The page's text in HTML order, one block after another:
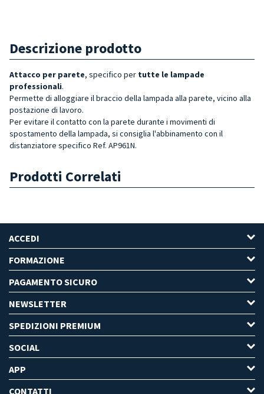
Descrizione prodotto
Attacco per parete, specifico per tutte le lampade
professionali.
Permette di alloggiare il braccio della lampada alla parete, vicino alla
postazione di lavoro.
Per evitare il contatto con la parete durante i movimenti di
spostamento della lampada, si consiglia l'abbinamento con il
distanziatore specifico Ref. AP961N.
Prodotti Correlati
ACCEDI
FORMAZIONE
PAGAMENTO SICURO
NEWSLETTER
SPEDIZIONI PREMIUM
SOCIAL
APP
CONTATTI